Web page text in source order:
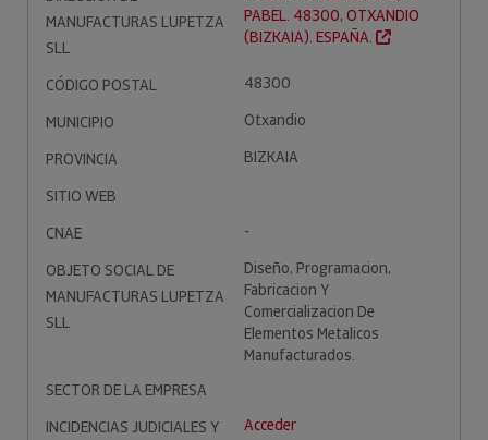
MANUFACTURAS LUPETZA
SLL
PABEL. 48300, OTXANDIO
(BIZKAIA). ESPAÑA.
CÓDIGO POSTAL
48300
MUNICIPIO
Otxandio
PROVINCIA
BIZKAIA
SITIO WEB
CNAE
-
OBJETO SOCIAL DE
MANUFACTURAS LUPETZA
SLL
Diseño, Programacion,
Fabricacion Y
Comercializacion De
Elementos Metalicos
Manufacturados.
SECTOR DE LA EMPRESA
INCIDENCIAS JUDICIALES Y
Acceder